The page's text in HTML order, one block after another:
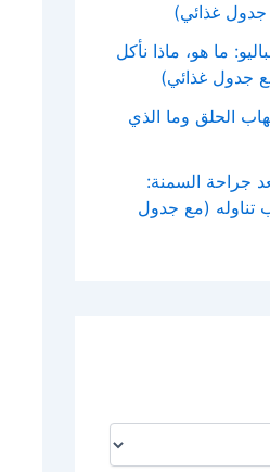
غذائي)
ما هو، ماذا نأكل
جدول غذائي)
الحلق وما الذي
جراحة السمنة:
تناوله (مع جدول